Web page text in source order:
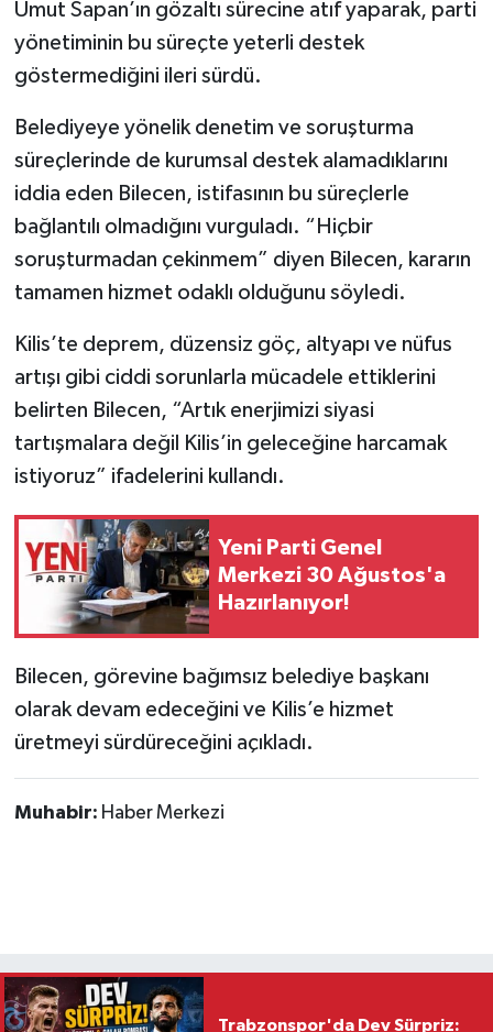
Umut Sapan’ın gözaltı sürecine atıf yaparak, parti
yönetiminin bu süreçte yeterli destek
göstermediğini ileri sürdü.
Belediyeye yönelik denetim ve soruşturma
süreçlerinde de kurumsal destek alamadıklarını
iddia eden Bilecen, istifasının bu süreçlerle
bağlantılı olmadığını vurguladı. “Hiçbir
soruşturmadan çekinmem” diyen Bilecen, kararın
tamamen hizmet odaklı olduğunu söyledi.
Kilis’te deprem, düzensiz göç, altyapı ve nüfus
artışı gibi ciddi sorunlarla mücadele ettiklerini
belirten Bilecen, “Artık enerjimizi siyasi
tartışmalara değil Kilis’in geleceğine harcamak
istiyoruz” ifadelerini kullandı.
Yeni Parti Genel
Merkezi 30 Ağustos'a
Hazırlanıyor!
Bilecen, görevine bağımsız belediye başkanı
olarak devam edeceğini ve Kilis’e hizmet
üretmeyi sürdüreceğini açıkladı.
Muhabir: Haber Merkezi
Trabzonspor'da Dev Sürpriz: